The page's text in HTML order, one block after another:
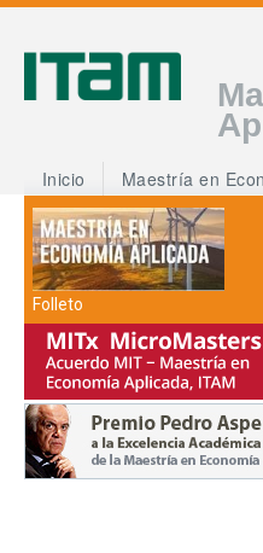
Inicio Maestría en
Folleto